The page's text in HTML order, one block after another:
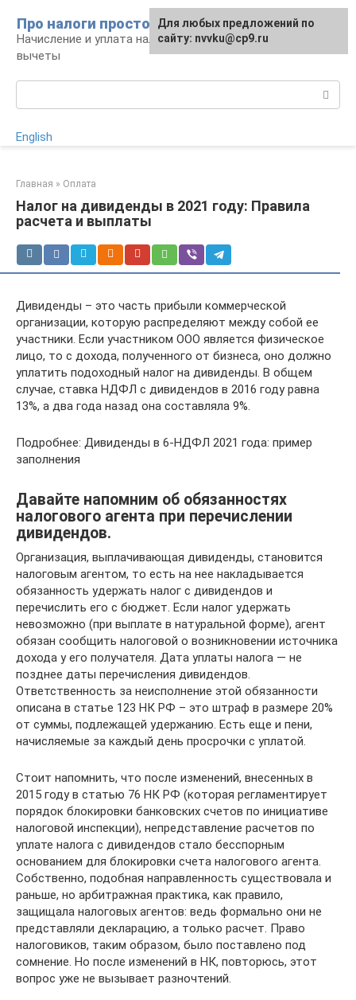
контенту
Про налоги просто
Начисление и уплата налогов, налоговые
вычеты
English
Главная » Оплата
Налог на дивиденды в 2021 году: Правила
расчета и выплаты
Дивиденды – это часть прибыли коммерческой
организации, которую распределяют между собой ее
участники. Если участником ООО является физическое
лицо, то с дохода, полученного от бизнеса, оно должно
уплатить подоходный налог на дивиденды. В общем
случае, ставка НДФЛ с дивидендов в 2016 году равна
13%, а два года назад она составляла 9%.
Подробнее: Дивиденды в 6-НДФЛ 2021 года: пример
заполнения
Давайте напомним об обязанностях
налогового агента при перечислении
дивидендов.
Организация, выплачивающая дивиденды, становится
налоговым агентом, то есть на нее накладывается
обязанность удержать налог с дивидендов и
перечислить его с бюджет. Если налог удержать
невозможно (при выплате в натуральной форме), агент
обязан сообщить налоговой о возникновении источника
дохода у его получателя. Дата уплаты налога — не
позднее даты перечисления дивидендов.
Ответственность за неисполнение этой обязанности
описана в статье 123 НК РФ – это штраф в размере 20%
от суммы, подлежащей удержанию. Есть еще и пени,
начисляемые за каждый день просрочки с уплатой.
Стоит напомнить, что после изменений, внесенных в
2015 году в статью 76 НК РФ (которая регламентирует
порядок блокировки банковских счетов по инициативе
налоговой инспекции), непредставление расчетов по
уплате налога с дивидендов стало бесспорным
основанием для блокировки счета налогового агента.
Собственно, подобная направленность существовала и
раньше, но арбитражная практика, как правило,
защищала налоговых агентов: ведь формально они не
представляли декларацию, а только расчет. Право
налоговиков, таким образом, было поставлено под
сомнение. Но после изменений в НК, повторюсь, этот
вопрос уже не вызывает разночтений.
Для любых предложений по
сайту: nvvku@cp9.ru